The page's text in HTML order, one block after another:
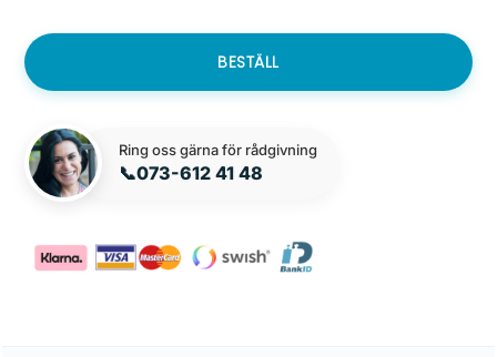
BESTÄLL
Ring oss gärna för rådgivning
📞073-612 41 48